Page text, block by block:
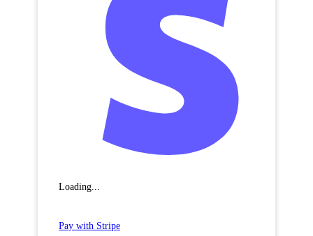
Loading...
Pay with Stripe